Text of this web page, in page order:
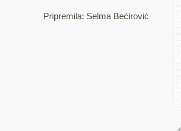
Pripremila: Selma Bećirović